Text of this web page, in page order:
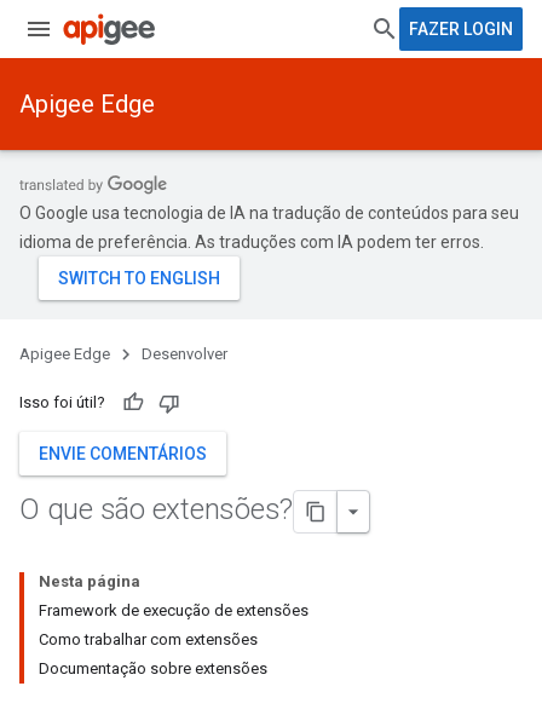
FAZER LOGIN
Apigee Edge
O Google usa tecnologia de IA na tradução de conteúdos para seu
idioma de preferência. As traduções com IA podem ter erros.
Apigee Edge Desenvolver
Isso foi útil?
ENVIE COMENTÁRIOS
O que são extensões?
Nesta página
Framework de execução de extensões
Como trabalhar com extensões
Documentação sobre extensões